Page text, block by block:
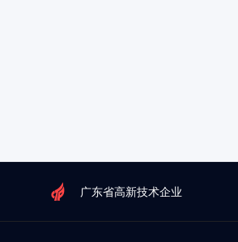
广东省高新技术企业